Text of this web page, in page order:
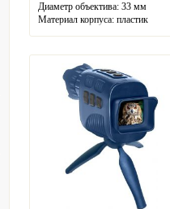
Диаметр объектива: 33 мм
Материал корпуса: пластик
м
Макс. увеличение: 4
Цвет: черный